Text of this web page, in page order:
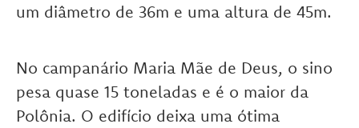
um diâmetro de 36m e uma altura de 45m.
No campanário Maria Mãe de Deus, o sino
pesa quase 15 toneladas e é o maior da
Polônia. O edifício deixa uma ótima